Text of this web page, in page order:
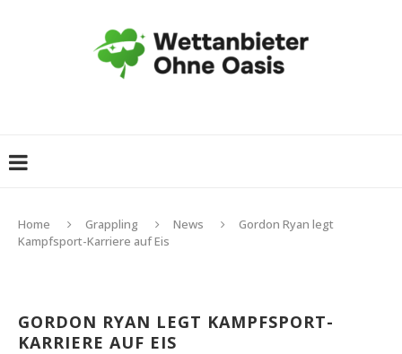
Home Grappling News
Gordon Ryan legt
Kampfsport-Karriere auf Eis
GORDON RYAN LEGT KAMPFSPORT-
KARRIERE AUF EIS